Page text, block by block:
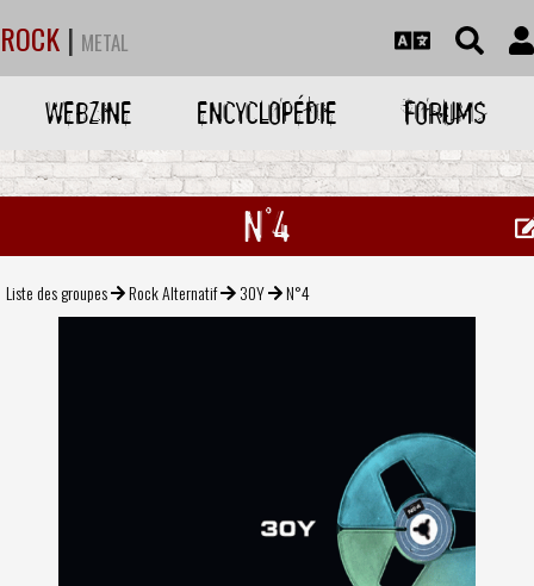
ROCK | METAL
WEBZINE ENCYCLOPÉDIE FORUMS
N°4
Liste des groupes Rock Alternatif 30Y N°4